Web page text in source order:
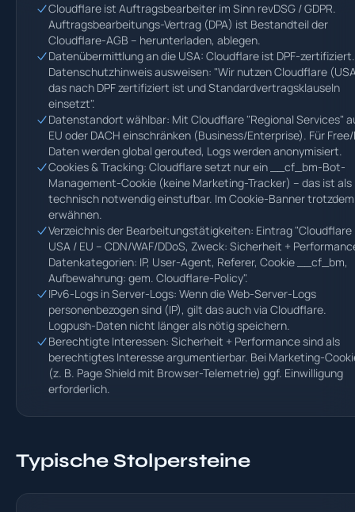
Cloudflare ist Auftragsbearbeiter im Sinn revDSG / GDPR.
Auftragsbearbeitungs-Vertrag (DPA) ist Bestandteil der
Cloudflare-AGB – herunterladen, ablegen.
Datenübermittlung an die USA: Cloudflare ist DPF-
Datenschutzhinweis ausweisen: "Wir nutzen Cloudflare
das nach DPF zertifiziert ist und Standardvertragsklauseln
einsetzt".
Datenstandort wählbar: Mit Cloudflare "Regional Services"
EU oder DACH einschränken (Business/Enterprise). Für
Daten werden global gerouted, Logs werden anonymisiert.
Cookies & Tracking: Cloudflare setzt nur ein __cf_bm-Bot-
Management-Cookie (keine Marketing-Tracker) – das ist als
technisch notwendig einstufbar. Im Cookie-Banner trotzdem
erwähnen.
Verzeichnis der Bearbeitungstätigkeiten: Eintrag "Cloudflare
USA / EU – CDN/WAF/DDoS, Zweck: Sicherheit +
Datenkategorien: IP, User-Agent, Referer, Cookie __cf_bm,
Aufbewahrung: gem. Cloudflare-Policy".
IPv6-Logs in Server-Logs: Wenn die Web-Server-Logs
personenbezogen sind (IP), gilt das auch via Cloudflare.
Logpush-Daten nicht länger als nötig speichern.
Berechtigte Interessen: Sicherheit + Performance sind als
berechtigtes Interesse argumentierbar. Bei Marketing-
(z. B. Page Shield mit Browser-Telemetrie) ggf. Einwilligung
erforderlich.
Typische Stolpersteine